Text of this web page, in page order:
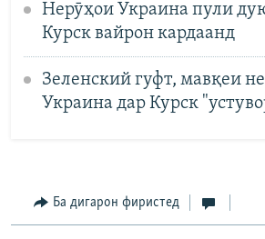
Нерӯҳои Украина пули
Курск вайрон кардаанд
Зеленский гуфт, мавқеи
Украина дар Курск
Ба дигарон фиристед